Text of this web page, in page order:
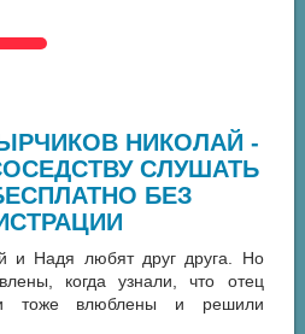
НИКОЛАЙ -
СЛУШАТЬ
БЕЗ
и Надя любят друг друга. Но
когда узнали, что отец
тоже влюблены и решили